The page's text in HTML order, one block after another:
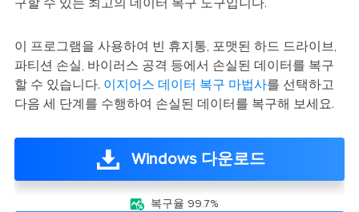
구할 수 있는 최고의 데이터 복구 도구입니다.
이 프로그램을 사용하여 빈 휴지통, 포맷된 하드 드라이브,
파티션 손실, 바이러스 공격 등에서 손실된 데이터를 복구
할 수 있습니다. 이지어스 데이터 복구 마법사를 선택하고
다음 세 단계를 수행하여 손실된 데이터를 복구해 보세요.
Windows 다운로드
 복구율 99.7%